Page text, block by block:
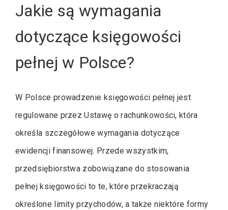
Jakie są wymagania
dotyczące księgowości
pełnej w Polsce?
W Polsce prowadzenie księgowości pełnej jest
regulowane przez Ustawę o rachunkowości, która
określa szczegółowe wymagania dotyczące
ewidencji finansowej. Przede wszystkim,
przedsiębiorstwa zobowiązane do stosowania
pełnej księgowości to te, które przekraczają
określone limity przychodów, a także niektóre formy